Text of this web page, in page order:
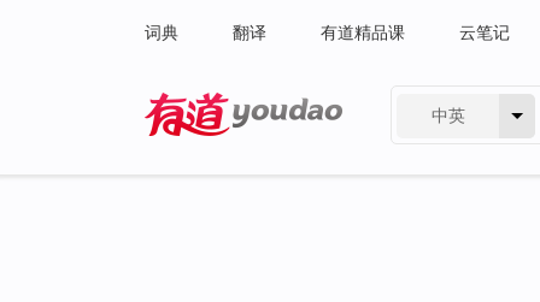
词典 翻译 有道精品课 云笔记
中英